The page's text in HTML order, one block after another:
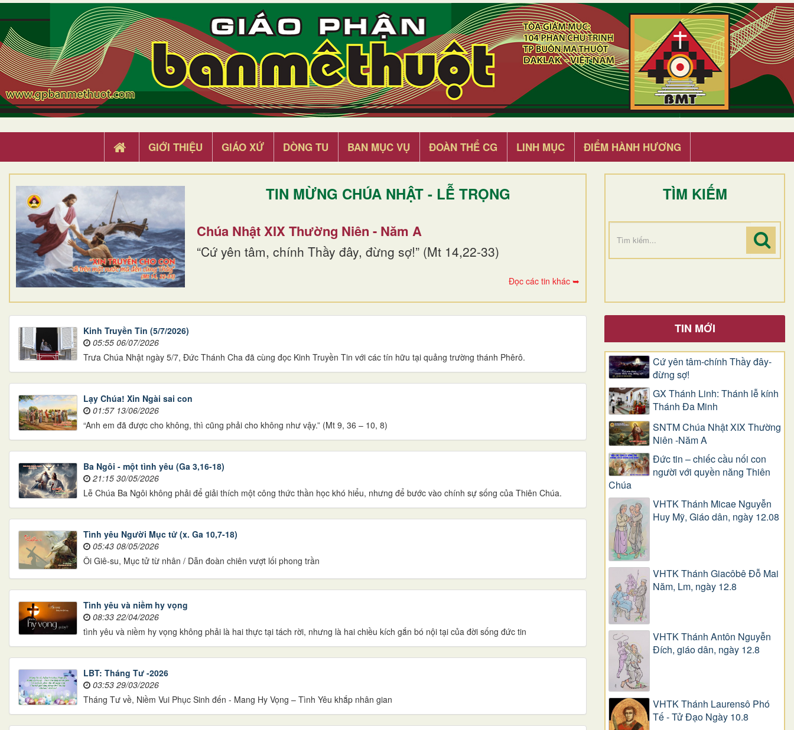
GIỚI THIỆU GIÁO XỨ DÒNG TU BAN MỤC VỤ ĐOÀN THỂ CG LINH MỤC ĐIỂM HÀNH HƯƠNG
TIN MỪNG CHÚA NHẬT - LỄ TRỌNG
Chúa Nhật XIX Thường Niên - Năm A
“Cứ yên tâm, chính Thầy đây, đừng sợ!” (Mt 14,22-33)
Đọc các tin khác ➥
TÌM KIẾM
Kinh Truyền Tin (5/7/2026)
05:55 06/07/2026
Trưa Chúa Nhật ngày 5/7, Đức Thánh Cha đã cùng đọc Kinh Truyền Tin với các tín hữu tại quảng trường thánh Phêrô.
Lạy Chúa! Xin Ngài sai con
01:57 13/06/2026
“Anh em đã được cho không, thì cũng phải cho không như vậy.” (Mt 9, 36 – 10, 8)
Ba Ngôi - một tình yêu (Ga 3,16-18)
21:15 30/05/2026
Lễ Chúa Ba Ngôi không phải để giải thích một công thức thần học khó hiểu, nhưng để bước vào chính sự sống của Thiên Chúa.
Tình yêu Người Mục tử (x. Ga 10,7-18)
05:43 08/05/2026
Ôi Giê-su, Mục tử từ nhân / Dẫn đoàn chiên vượt lối phong trần
Tình yêu và niềm hy vọng
08:33 22/04/2026
tình yêu và niềm hy vọng không phải là hai thực tại tách rời, nhưng là hai chiều kích gắn bó nội tại của đời sống đức tin
LBT: Tháng Tư -2026
03:53 29/03/2026
Tháng Tư về, Niềm Vui Phục Sinh đến - Mang Hy Vọng – Tình Yêu khắp nhân gian
TIN MỚI
Cứ yên tâm-chính Thầy đây-
đừng sợ!
GX Thánh Linh: Thánh lễ kính
Thánh Đa Minh
SNTM Chúa Nhật XIX Thường
Niên -Năm A
Đức tin – chiếc cầu nối con
người với quyền năng Thiên
Chúa
VHTK Thánh Micae Nguyễn
Huy Mỹ, Giáo dân, ngày 12.08
VHTK Thánh Giacôbê Ðỗ Mai
Năm, Lm, ngày 12.8
VHTK Thánh Antôn Nguyễn
Ðích, giáo dân, ngày 12.8
VHTK Thánh Laurensô Phó
Tế - Tử Đạo Ngày 10.8